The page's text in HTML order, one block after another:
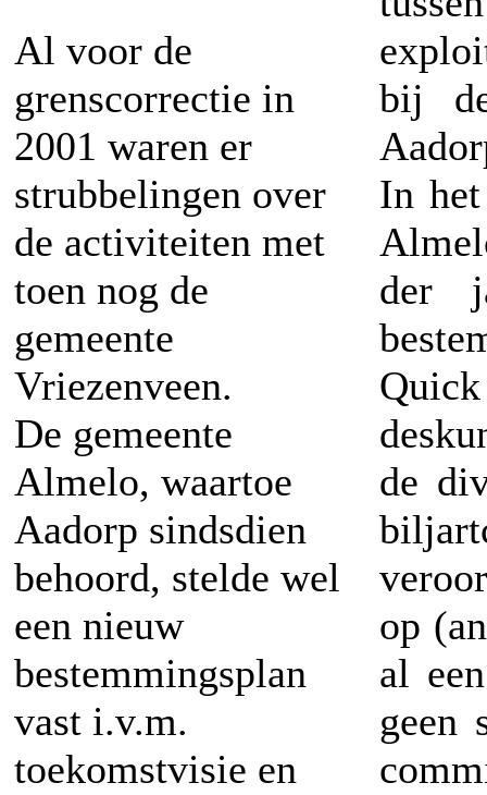
Al voor de
grenscorrectie in
2001 waren er
strubbelingen over
de activiteiten met
toen nog de
gemeente
Vriezenveen.
De gemeente
Almelo, waartoe
Aadorp sindsdien
behoord, stelde wel
een nieuw
bestemmingsplan
vast i.v.m.
toekomstvisie en
bij
In
der
de
op
al
geen